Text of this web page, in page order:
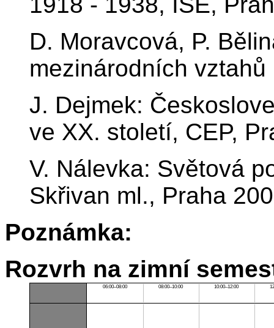
D. Moravcová, P.
mezinárodních
J. Dejmek:
ve XX. století, CEP,
V. Nálevka: Světová
Skřivan ml., Praha
Poznámka:
Rozvrh na zimní
06:00–08:00 08:00–10:00 10:00–12:00